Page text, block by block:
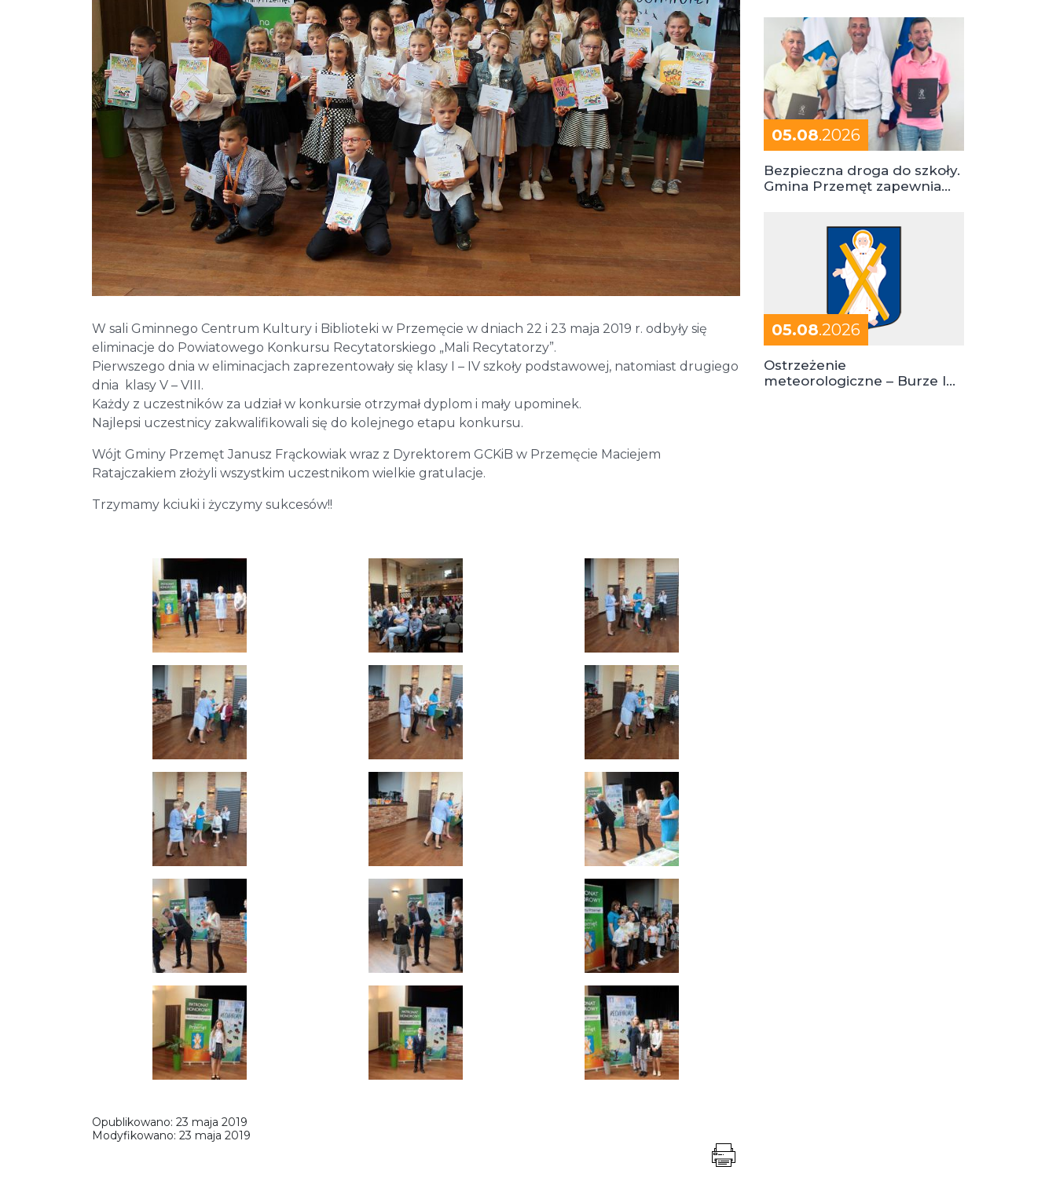
W sali Gminnego Centrum Kultury i Biblioteki w Przemęcie w dniach 22 i 23 maja 2019 r. odbyły się
eliminacje do Powiatowego Konkursu Recytatorskiego „Mali Recytatorzy”.
Pierwszego dnia w eliminacjach zaprezentowały się klasy I – IV szkoły podstawowej, natomiast drugiego
dnia klasy V – VIII.
Każdy z uczestników za udział w konkursie otrzymał dyplom i mały upominek.
Najlepsi uczestnicy zakwalifikowali się do kolejnego etapu konkursu.
Wójt Gminy Przemęt Janusz Frąckowiak wraz z Dyrektorem GCKiB w Przemęcie Maciejem
Ratajczakiem złożyli wszystkim uczestnikom wielkie gratulacje.
Trzymamy kciuki i życzymy sukcesów!!
Opublikowano: 23 maja 2019
Modyfikowano: 23 maja 2019
05.08.2026
Bezpieczna droga do szkoły.
Gmina Przemęt zapewnia
05.08.2026
Ostrzeżenie
meteorologiczne – Burze I